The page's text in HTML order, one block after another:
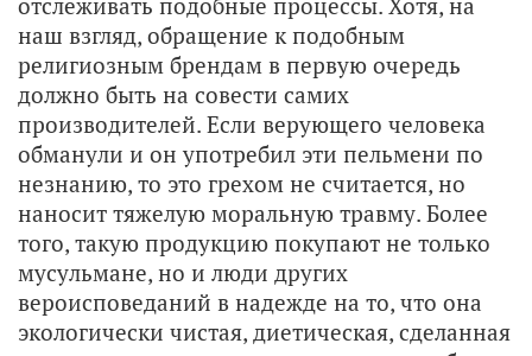
наш взгляд, обращение к подобным
религиозным брендам в первую очередь
должно быть на совести самих
производителей. Если верующего человека
обманули и он употребил эти пельмени по
незнанию, то это грехом не считается, но
наносит тяжелую моральную травму. Более
того, такую продукцию покупают не только
мусульмане, но и люди других
вероисповеданий в надежде на то, что она
экологически чистая, диетическая, сделанная